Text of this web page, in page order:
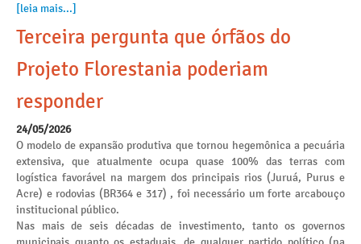
[leia mais...]
Terceira pergunta que órfãos do
Projeto Florestania poderiam
responder
24/05/2026
O modelo de expansão produtiva que tornou hegemônica a pecuária
extensiva, que atualmente ocupa quase 100% das terras com
logística favorável na margem dos principais rios (Juruá, Purus e
Acre) e rodovias (BR364 e 317) , foi necessário um forte arcabouço
institucional público.
Nas mais de seis décadas de investimento, tanto os governos